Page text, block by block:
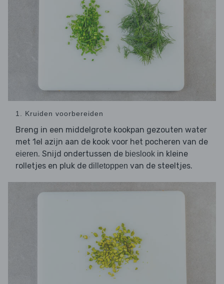
1. Kruiden voorbereiden
Breng in een middelgrote kookpan gezouten water
met 1el azijn aan de kook voor het pocheren van de
eieren. Snijd ondertussen de bieslook in kleine
rolletjes en pluk de dilletoppen van de steeltjes.